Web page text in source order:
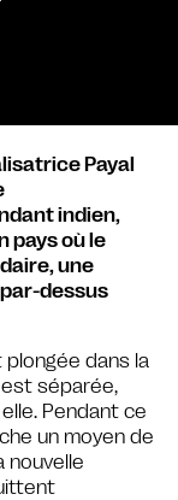
Payal
indien,
pays où le
une
dessus
plongée dans la
séparée,
Pendant ce
un moyen de
nouvelle